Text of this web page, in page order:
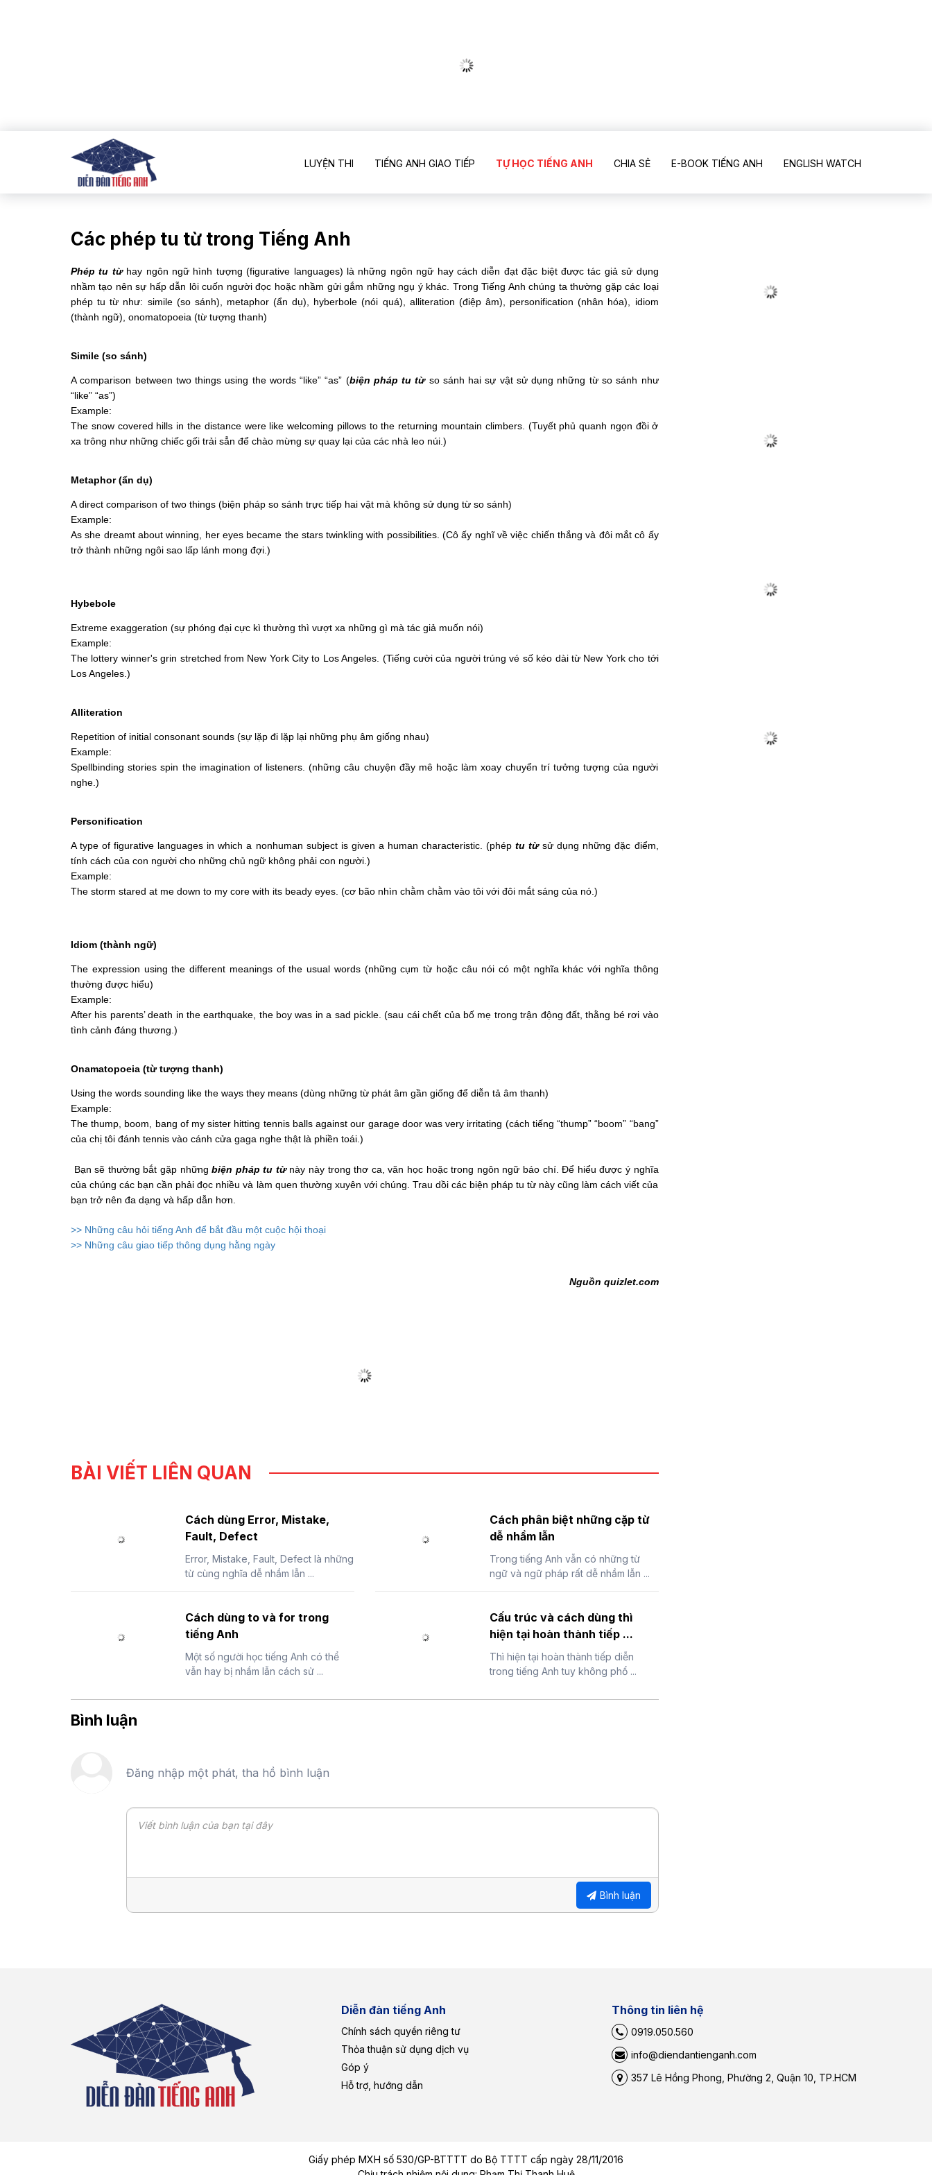
LUYỆN THI TIẾNG ANH GIAO TIẾP TỰ HỌC TIẾNG ANH CHIA SẺ E-BOOK TIẾNG ANH ENGLISH WATCH
Các phép tu từ trong Tiếng Anh
Phép tu từhay ngôn ngữ hình tượng (figurative languages) là những ngôn ngữ hay cách diễn đạt đặc biệt được tác giả sử dụng
nhầm tạo nên sự hấp dẫn lôi cuốn người đọc hoặc nhầm gửi gắm những ngụ ý khác. Trong Tiếng Anh chúng ta thường gặp các loại
phép tu từ như: simile (so sánh), metaphor (ẩn dụ), hyberbole (nói quá), alliteration (điệp âm), personification (nhân hóa), idiom
(thành ngữ), onomatopoeia (từ tượng thanh)
Simile (so sánh)
A comparison between two things using the words “like” “as” (biện pháp tu từso sánh hai sự vật sử dụng những từ so sánh như
“like” “as”)
Example:
The snow covered hills in the distance were like welcoming pillows to the returning mountain climbers. (Tuyết phủ quanh ngọn đồi ở
xa trông như những chiếc gối trải sẳn để chào mừng sự quay lại của các nhà leo núi.)
Metaphor (ẩn dụ)
A direct comparison of two things (biện pháp so sánh trực tiếp hai vật mà không sử dụng từ so sánh)
Example:
As she dreamt about winning, her eyes became the stars twinkling with possibilities. (Cô ấy nghĩ về việc chiến thắng và đôi mắt cô ấy
trở thành những ngôi sao lấp lánh mong đợi.)
Hybebole
Extreme exaggeration (sự phóng đại cực kì thường thì vượt xa những gì mà tác giả muốn nói)
Example:
The lottery winner's grin stretched from New York City to Los Angeles. (Tiếng cười của người trúng vé số kéo dài từ New York cho tới
Los Angeles.)
Alliteration
Repetition of initial consonant sounds (sự lặp đi lặp lại những phụ âm giống nhau)
Example:
Spellbinding stories spin the imagination of listeners. (những câu chuyện đầy mê hoặc làm xoay chuyển trí tưởng tượng của người
nghe.)
Personification
A type of figurative languages in which a nonhuman subject is given a human characteristic. (phéptu từsử dụng những đặc điểm,
tính cách của con người cho những chủ ngữ không phải con người.)
Example:
The storm stared at me down to my core with its beady eyes. (cơ bão nhìn chằm chằm vào tôi với đôi mắt sáng của nó.)
Idiom (thành ngữ)
The expression using the different meanings of the usual words (những cụm từ hoặc câu nói có một nghĩa khác với nghĩa thông
thường được hiểu)
Example:
After his parents’ death in the earthquake, the boy was in a sad pickle. (sau cái chết của bố mẹ trong trận động đất, thằng bé rơi vào
tình cảnh đáng thương.)
Onamatopoeia (từ tượng thanh)
Using the words sounding like the ways they means (dùng những từ phát âm gần giống để diễn tả âm thanh)
Example:
The thump, boom, bang of my sister hitting tennis balls against our garage door was very irritating (cách tiếng “thump” “boom” “bang”
của chị tôi đánh tennis vào cánh cửa gaga nghe thật là phiền toái.)
Bạn sẽ thường bắt gặp nhữngbiện pháp tu từ này này trong thơ ca, văn học hoặc trong ngôn ngữ báo chí. Để hiểu được ý nghĩa
của chúng các bạn cần phải đọc nhiều và làm quen thường xuyên với chúng. Trau dồi các biện pháp tu từ này cũng làm cách viết của
bạn trở nên đa dạng và hấp dẫn hơn.
>> Những câu hỏi tiếng Anh để bắt đầu một cuộc hội thoại
>> Những câu giao tiếp thông dụng hằng ngày
Nguồn quizlet.com
BÀI VIẾT LIÊN QUAN
Cách dùng Error, Mistake,
Fault, Defect
Error, Mistake, Fault, Defect là những
từ cùng nghĩa dễ nhầm lẫn ...
Cách phân biệt những cặp từ
dễ nhầm lẫn
Trong tiếng Anh vẫn có những từ
ngữ và ngữ pháp rất dễ nhầm lẫn ...
Cách dùng to và for trong
tiếng Anh
Một số người học tiếng Anh có thể
vẫn hay bị nhầm lẫn cách sử ...
Cấu trúc và cách dùng thì
hiện tại hoàn thành tiếp ...
Thì hiện tại hoàn thành tiếp diễn
trong tiếng Anh tuy không phổ ...
Bình luận
Đăng nhập một phát, tha hồ bình luận
Bình luận
Diễn đàn tiếng Anh
Chính sách quyền riêng tư
Thỏa thuận sử dụng dịch vụ
Góp ý
Hỗ trợ, hướng dẫn
Thông tin liên hệ
0919.050.560
info@diendantienganh.com
357 Lê Hồng Phong, Phường 2, Quận 10, TP.HCM
Giấy phép MXH số 530/GP-BTTTT do Bộ TTTT cấp ngày 28/11/2016